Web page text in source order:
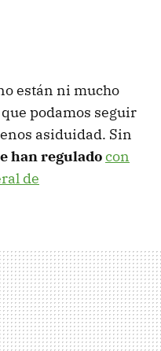
están ni mucho
podamos seguir
asiduidad. Sin
han reguladocon
de